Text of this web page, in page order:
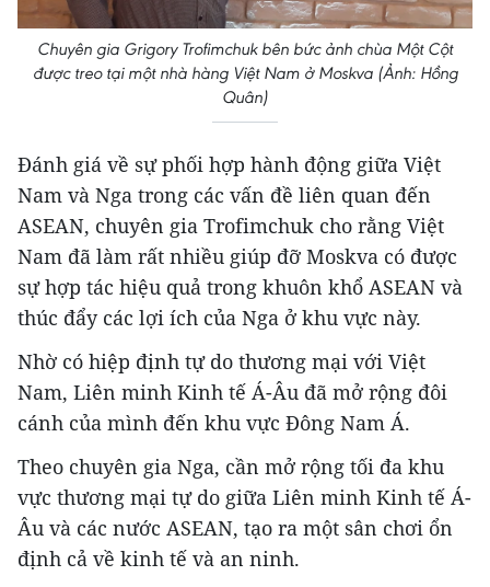
Chuyên gia Grigory Trofimchuk bên bức ảnh chùa Một Cột
được treo tại một nhà hàng Việt Nam ở Moskva (Ảnh: Hồng
Quân)
Đánh giá về sự phối hợp hành động giữa Việt
Nam và Nga trong các vấn đề liên quan đến
ASEAN, chuyên gia Trofimchuk cho rằng Việt
Nam đã làm rất nhiều giúp đỡ Moskva có được
sự hợp tác hiệu quả trong khuôn khổ ASEAN và
thúc đẩy các lợi ích của Nga ở khu vực này.
Nhờ có hiệp định tự do thương mại với Việt
Nam, Liên minh Kinh tế Á-Âu đã mở rộng đôi
cánh của mình đến khu vực Đông Nam Á.
Theo chuyên gia Nga, cần mở rộng tối đa khu
vực thương mại tự do giữa Liên minh Kinh tế Á-
Âu và các nước ASEAN, tạo ra một sân chơi ổn
định cả về kinh tế và an ninh.